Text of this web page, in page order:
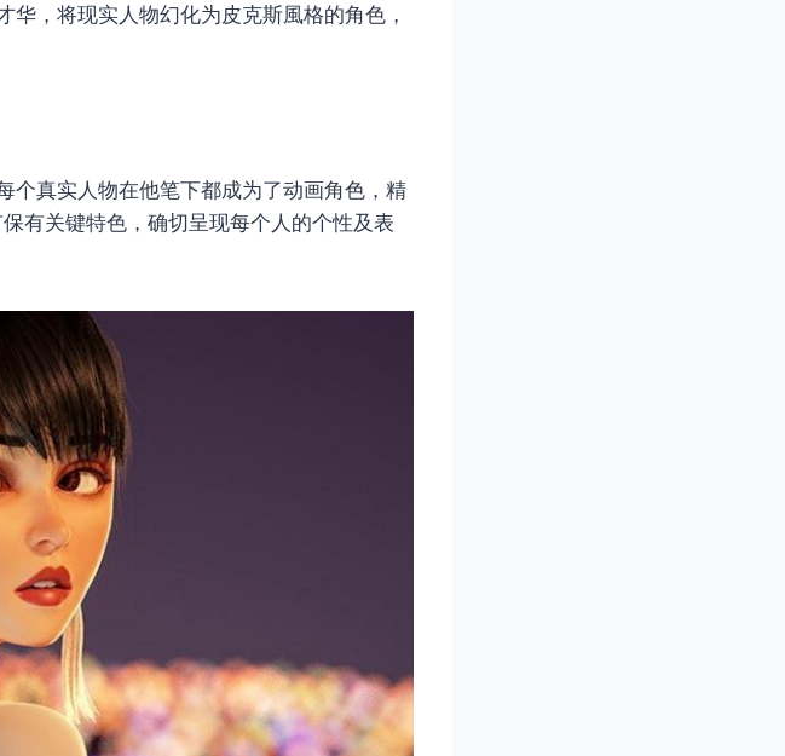
华，将现实人物幻化为皮克斯風格的角色，
真实人物在他笔下都成为了动画角色，精
有关键特色，确切呈现每个人的个性及表